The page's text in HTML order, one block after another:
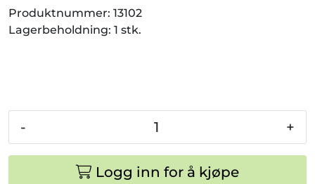
Produktnummer: 13102
Lagerbeholdning: 1 stk.
- +
Logg inn for å kjøpe